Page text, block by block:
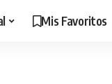
Mis Favoritos